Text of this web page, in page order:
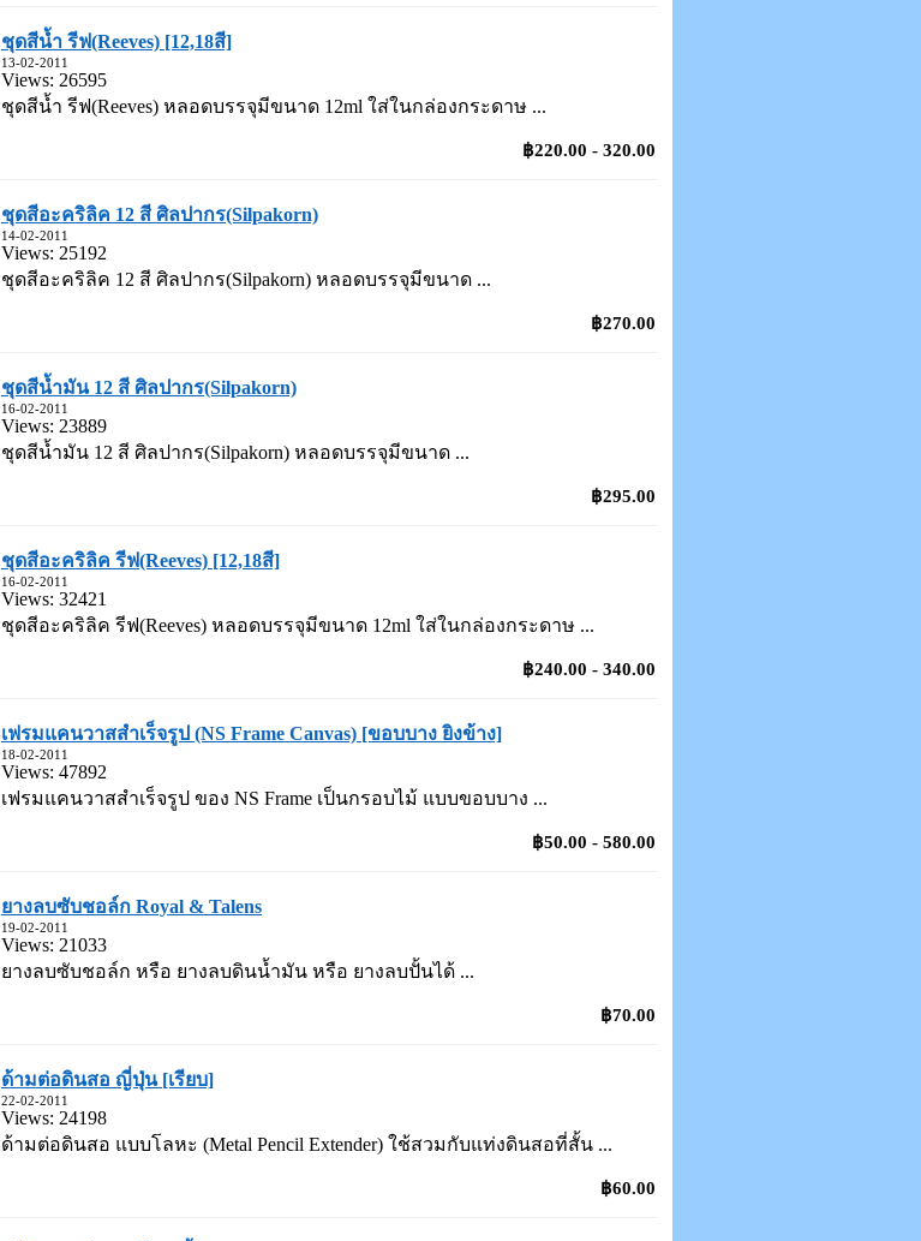
ชุดสีน้ำ รีฟ(Reeves) [12,18สี]
13-02-2011
Views: 26595
ชุดสีน้ำ รีฟ(Reeves) หลอดบรรจุมีขนาด 12ml ใส่ในกล่องกระดาษ ...
฿220.00 - 320.00
ชุดสีอะคริลิค 12 สี ศิลปากร(Silpakorn)
14-02-2011
Views: 25192
ชุดสีอะคริลิค 12 สี ศิลปากร(Silpakorn) หลอดบรรจุมีขนาด ...
฿270.00
ชุดสีน้ำมัน 12 สี ศิลปากร(Silpakorn)
16-02-2011
Views: 23889
ชุดสีน้ำมัน 12 สี ศิลปากร(Silpakorn) หลอดบรรจุมีขนาด ...
฿295.00
ชุดสีอะคริลิค รีฟ(Reeves) [12,18สี]
16-02-2011
Views: 32421
ชุดสีอะคริลิค รีฟ(Reeves) หลอดบรรจุมีขนาด 12ml ใส่ในกล่องกระดาษ ...
฿240.00 - 340.00
เฟรมแคนวาสสำเร็จรูป (NS Frame Canvas) [ขอบบาง ยิงข้าง]
18-02-2011
Views: 47892
เฟรมแคนวาสสำเร็จรูป ของ NS Frame เป็นกรอบไม้ แบบขอบบาง ...
฿50.00 - 580.00
ยางลบซับชอล์ก Royal & Talens
19-02-2011
Views: 21033
ยางลบซับชอล์ก หรือ ยางลบดินน้ำมัน หรือ ยางลบปั้นได้ ...
฿70.00
ด้ามต่อดินสอ ญี่ปุ่น [เรียบ]
22-02-2011
Views: 24198
ด้ามต่อดินสอ แบบโลหะ (Metal Pencil Extender) ใช้สวมกับแท่งดินสอที่สั้น ...
฿60.00